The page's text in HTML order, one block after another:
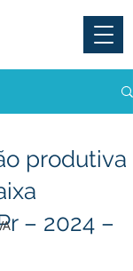
produtiva
– 2024 –